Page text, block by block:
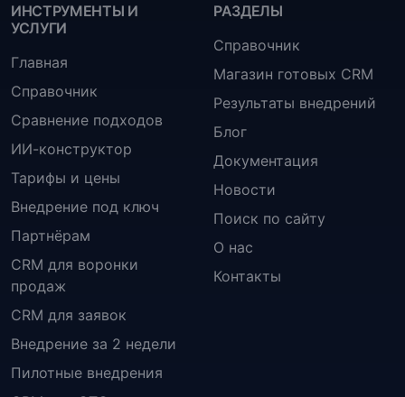
ИНСТРУМЕНТЫ И
УСЛУГИ
Главная
Справочник
Сравнение подходов
ИИ-конструктор
Тарифы и цены
Внедрение под ключ
Партнёрам
CRM для воронки
продаж
CRM для заявок
Внедрение за 2 недели
Пилотные внедрения
РАЗДЕЛЫ
Справочник
Магазин готовых CRM
Результаты внедрений
Блог
Документация
Новости
Поиск по сайту
О нас
Контакты